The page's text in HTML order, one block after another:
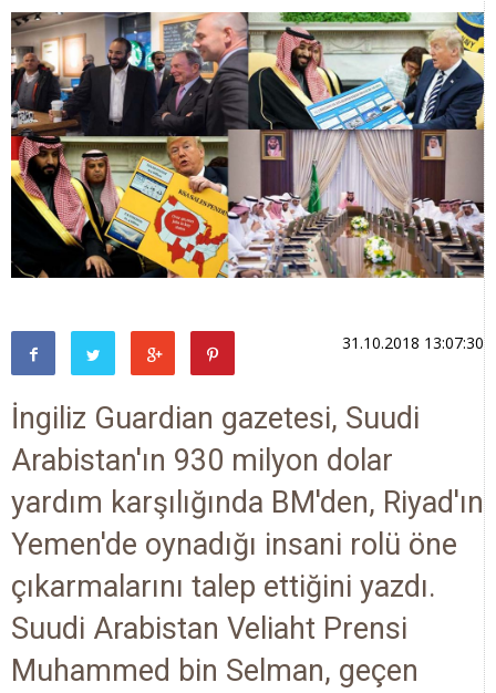
31.10.2018 13:07:30
İngiliz Guardian gazetesi, Suudi
Arabistan'ın 930 milyon dolar
yardım karşılığında BM'den, Riyad'ın
Yemen'de oynadığı insani rolü öne
çıkarmalarını talep ettiğini yazdı.
Suudi Arabistan Veliaht Prensi
Muhammed bin Selman, geçen